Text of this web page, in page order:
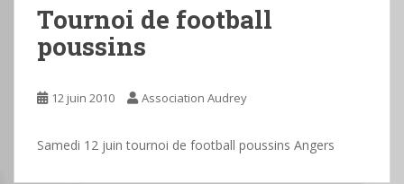
Tournoi de football
poussins
12 juin 2010 Association Audrey
Samedi 12 juin tournoi de football poussins Angers